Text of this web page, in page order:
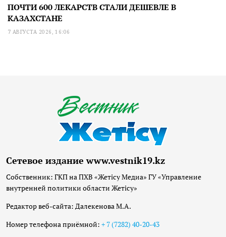
ПОЧТИ 600 ЛЕКАРСТВ СТАЛИ ДЕШЕВЛЕ В
КАЗАХСТАНЕ
7 АВГУСТА 2026, 16:06
Сетевое издание www.vestnik19.kz
Собственник: ГКП на ПХВ «Жетісу Медиа» ГУ «Управление
внутренней политики области Жетісу»
Редактор веб-сайта: Далекенова М.А.
Номер телефона приёмной: + 7 (7282) 40-20-43